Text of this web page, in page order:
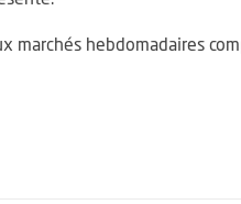
hebdomadaires